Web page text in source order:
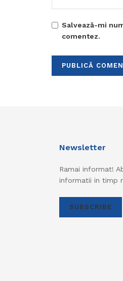
Salvează-mi
comentez.
Newsletter
Ramai informat!
informatii in timp
SUBSCRIBE